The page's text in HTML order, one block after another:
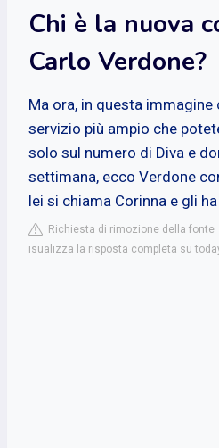
Chi è la nuova
Carlo Verdone?
Ma ora, in questa immagine
servizio più ampio che
solo sul numero di Diva e
settimana, ecco Verdone
lei si chiama Corinna e gli
Richiesta di rimozione della fonte
isualizza la risposta completa su